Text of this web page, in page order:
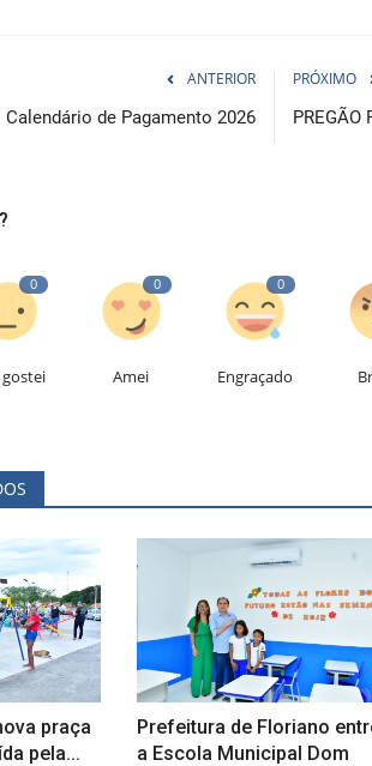
ANTERIOR
Calendário de Pagamento 2026
PRÓXIMO
PREGÃO
0 0
Amei
0
Engraçado
praça
pela...
Prefeitura de Floriano
a Escola Municipal Dom